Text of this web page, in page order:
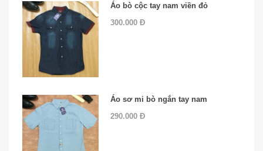
Áo bò cộc tay nam viền đỏ
300.000 Đ
Áo sơ mi bò ngắn tay nam
290.000 Đ